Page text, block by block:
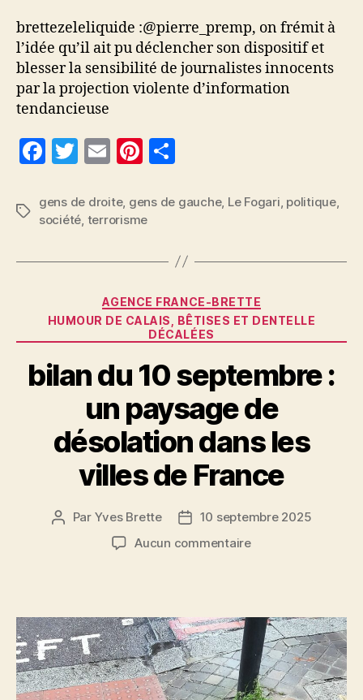
brettezeleliquide :@pierre_premp, on frémit à
l’idée qu’il ait pu déclencher son dispositif et
blesser la sensibilité de journalistes innocents
par la projection violente d’information
tendancieuse
F
c
e
b
k
T
itt
er
E
ai
l
Pi
er
es
t
rt
g
Étiquettes
gens de droite, gens de gauche, Le Fogari, politique,
société, terrorisme
Catégories
AGENCE FRANCE-BRETTE
HUMOUR DE CALAIS, BÊTISES ET DENTELLE
DÉCALÉES
bilan du 10 septembre :
un paysage de
désolation dans les
villes de France
Auteur
Par Yves Brette
Date10 septembre 2025
Aucun commentairesur
septembre
un
paysage
de